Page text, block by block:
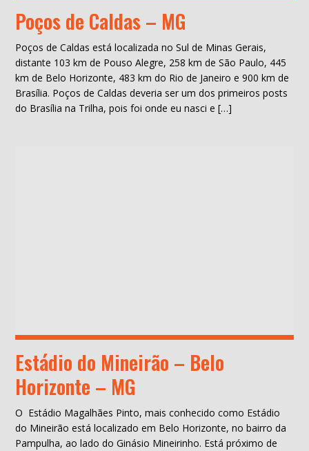
Poços de Caldas – MG
Poços de Caldas está localizada no Sul de Minas Gerais,
distante 103 km de Pouso Alegre, 258 km de São Paulo, 445
km de Belo Horizonte, 483 km do Rio de Janeiro e 900 km de
Brasília. Poços de Caldas deveria ser um dos primeiros posts
do Brasília na Trilha, pois foi onde eu nasci e […]
Estádio do Mineirão – Belo
Horizonte – MG
O Estádio Magalhães Pinto, mais conhecido como Estádio
do Mineirão está localizado em Belo Horizonte, no bairro da
Pampulha, ao lado do Ginásio Mineirinho. Está próximo de